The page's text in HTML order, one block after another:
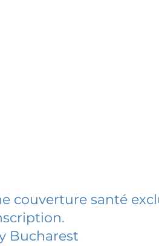
couverture santé
Bucharest